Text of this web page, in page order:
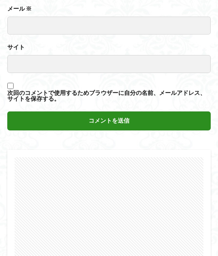
メール※
サイト
次回のコメントで使用するためブラウザーに自分の名前、メールアドレス、
サイトを保存する。